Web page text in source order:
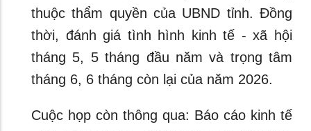
thuộc thẩm quyền của UBND tỉnh. Đồng
thời, đánh giá tình hình kinh tế - xã hội
tháng 5, 5 tháng đầu năm và trọng tâm
tháng 6, 6 tháng còn lại của năm 2026.
Cuộc họp còn thông qua: Báo cáo kinh tế